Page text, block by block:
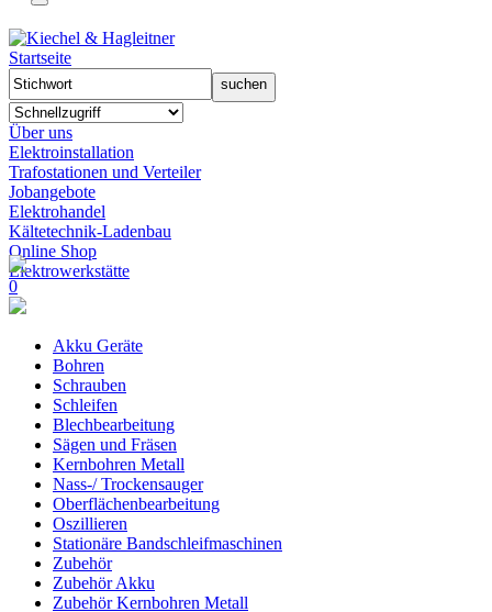
Startseite
Über uns
Elektroinstallation
Trafostationen und Verteiler
Jobangebote
Elektrohandel
Kältetechnik-Ladenbau
Online Shop
Elektrowerkstätte
0
Akku Geräte
Bohren
Schrauben
Schleifen
Blechbearbeitung
Sägen und Fräsen
Kernbohren Metall
Nass-/ Trockensauger
Oberflächenbearbeitung
Oszillieren
Stationäre Bandschleifmaschinen
Zubehör
Zubehör Akku
Zubehör Kernbohren Metall